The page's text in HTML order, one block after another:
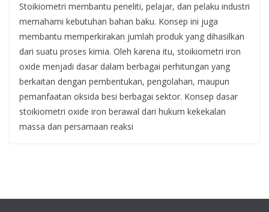
Stoikiometri membantu peneliti, pelajar, dan pelaku industri
memahami kebutuhan bahan baku. Konsep ini juga
membantu memperkirakan jumlah produk yang dihasilkan
dari suatu proses kimia. Oleh karena itu, stoikiometri iron
oxide menjadi dasar dalam berbagai perhitungan yang
berkaitan dengan pembentukan, pengolahan, maupun
pemanfaatan oksida besi berbagai sektor. Konsep dasar
stoikiometri oxide iron berawal dari hukum kekekalan
massa dan persamaan reaksi